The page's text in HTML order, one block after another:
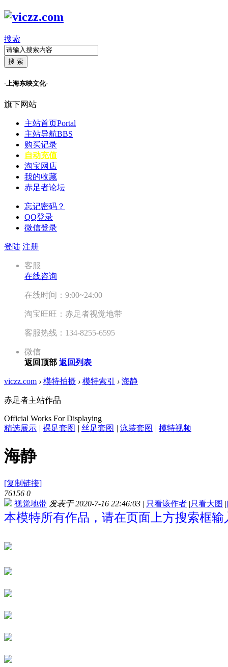
搜索
搜 索
-上海东映文化-
旗下网站
主站首页Portal
主站导航BBS
购买记录
自动充值
淘宝网店
我的收藏
赤足者论坛
忘记密码？
QQ登录
微信登录
登陆 注册
客服
在线咨询
在线时间：9:00~24:00
淘宝旺旺：赤足者视觉地带
客服热线：134-8255-6595
微信
返回顶部 返回列表
viczz.com › 模特拍摄 › 模特索引 › 海静
赤足者主站作品
Official Works For Displaying
精选展示 | 裸足套图 | 丝足套图 | 泳装套图 | 模特视频
海静
[复制链接]
76156 0
视觉地带 发表于 2020-7-16 22:46:03 | 只看该作者 |只看大图 |
本模特所有作品，请在页面上方搜索框输